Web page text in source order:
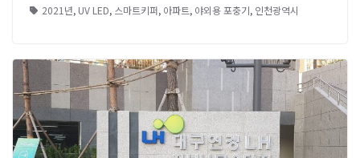
2021년, UV LED, 스마트키퍼, 아파트, 야외용 포충기, 인천광역시